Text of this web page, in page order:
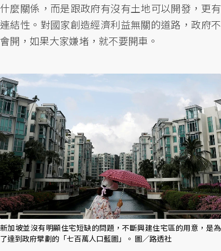
什麼關係，而是跟政府有沒有土地可以開發，更有
連結性。對國家創造經濟利益無關的道路，政府不
會開，如果大家嫌堵，就不要開車。
新加坡並沒有明顯住宅短缺的問題，不斷興建住宅區的用意，是為
了達到政府擘劃的「七百萬人口藍圖」。 圖／路透社